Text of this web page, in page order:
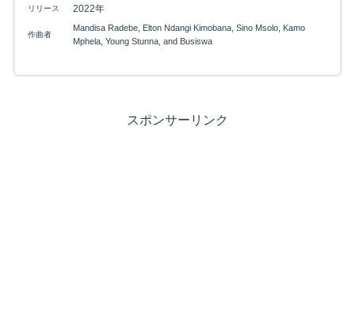
リリース 2022年
作曲者
Mandisa Radebe, Elton Ndangi Kimobana, Sino Msolo, Kamo
Mphela, Young Stunna, and Busiswa
スポンサーリンク